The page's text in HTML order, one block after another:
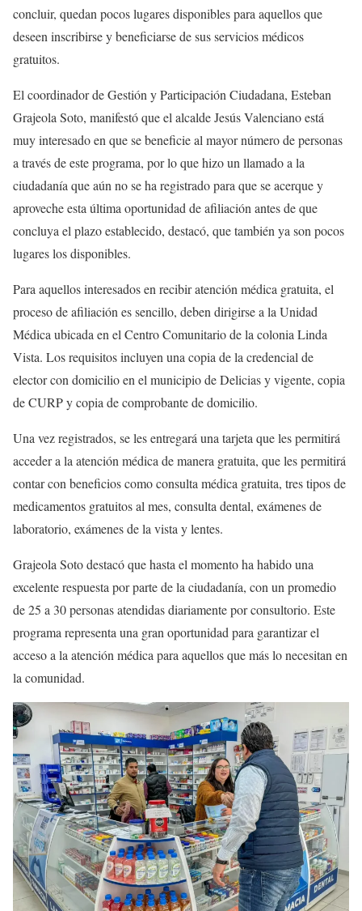
concluir, quedan pocos lugares disponibles para aquellos que
deseen inscribirse y beneficiarse de sus servicios médicos
gratuitos.
El coordinador de Gestión y Participación Ciudadana, Esteban
Grajeola Soto, manifestó que el alcalde Jesús Valenciano está
muy interesado en que se beneficie al mayor número de personas
a través de este programa, por lo que hizo un llamado a la
ciudadanía que aún no se ha registrado para que se acerque y
aproveche esta última oportunidad de afiliación antes de que
concluya el plazo establecido, destacó, que también ya son pocos
lugares los disponibles.
Para aquellos interesados en recibir atención médica gratuita, el
proceso de afiliación es sencillo, deben dirigirse a la Unidad
Médica ubicada en el Centro Comunitario de la colonia Linda
Vista. Los requisitos incluyen una copia de la credencial de
elector con domicilio en el municipio de Delicias y vigente, copia
de CURP y copia de comprobante de domicilio.
Una vez registrados, se les entregará una tarjeta que les permitirá
acceder a la atención médica de manera gratuita, que les permitirá
contar con beneficios como consulta médica gratuita, tres tipos de
medicamentos gratuitos al mes, consulta dental, exámenes de
laboratorio, exámenes de la vista y lentes.
Grajeola Soto destacó que hasta el momento ha habido una
excelente respuesta por parte de la ciudadanía, con un promedio
de 25 a 30 personas atendidas diariamente por consultorio. Este
programa representa una gran oportunidad para garantizar el
acceso a la atención médica para aquellos que más lo necesitan en
la comunidad.